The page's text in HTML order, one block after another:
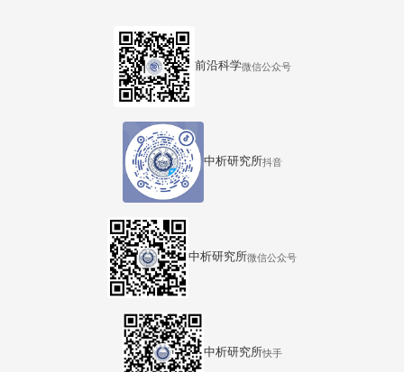
前沿科学微信公众号
中析研究所抖音
中析研究所微信公众号
中析研究所快手